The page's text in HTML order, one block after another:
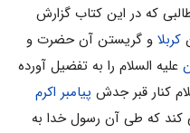
که در این کتاب گزارش
کربلا و گریستن آن حضرت و
علیه السلام را به تفضیل آورده
کنار قبر جدش پیامبر اکرم
کند که طی آن رسول خدا به